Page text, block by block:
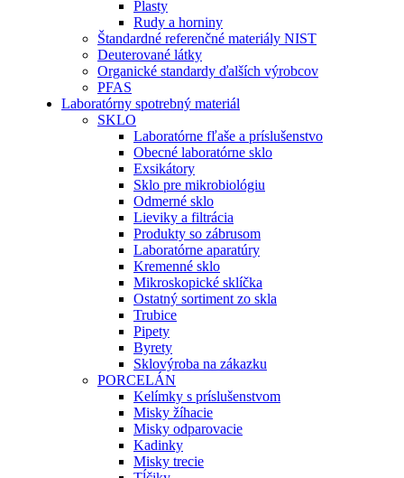
Plasty
Rudy a horniny
Štandardné referenčné materiály NIST
Deuterované látky
Organické standardy ďalších výrobcov
PFAS
Laboratórny spotrebný materiál
SKLO
Laboratórne fľaše a príslušenstvo
Obecné laboratórne sklo
Exsikátory
Sklo pre mikrobiológiu
Odmerné sklo
Lieviky a filtrácia
Produkty so zábrusom
Laboratórne aparatúry
Kremenné sklo
Mikroskopické sklíčka
Ostatný sortiment zo skla
Trubice
Pipety
Byrety
Sklovýroba na zákazku
PORCELÁN
Kelímky s príslušenstvom
Misky žíhacie
Misky odparovacie
Kadinky
Misky trecie